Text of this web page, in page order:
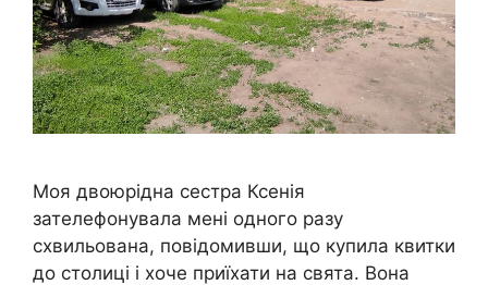
Моя двоюрідна сестра Ксенія
зателефонувала мені одного разу
схвильована, повідомивши, що купила квитки
до столиці і хоче приїхати на свята. Вона